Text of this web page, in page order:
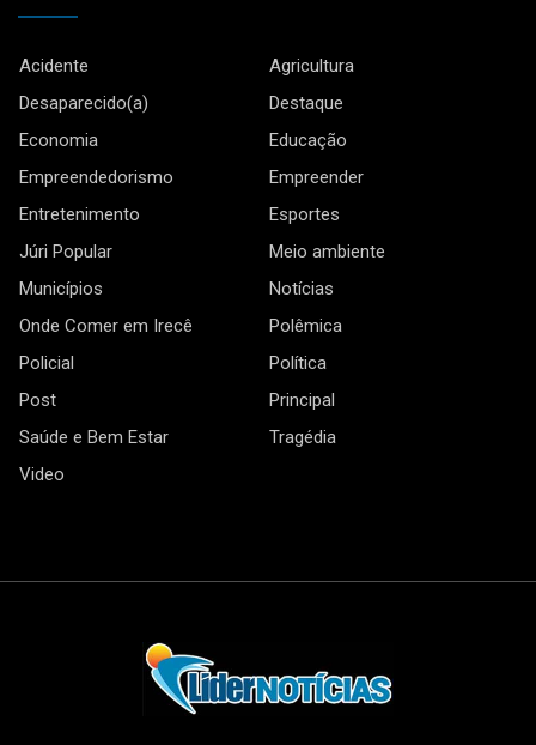
Acidente
Agricultura
Desaparecido(a)
Destaque
Economia
Educação
Empreendedorismo
Empreender
Entretenimento
Esportes
Júri Popular
Meio ambiente
Municípios
Notícias
Onde Comer em Irecê
Polêmica
Policial
Política
Post
Principal
Saúde e Bem Estar
Tragédia
Video